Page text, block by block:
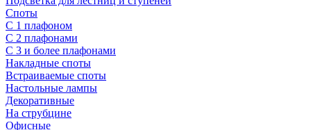
Споты
С 1 плафоном
С 2 плафонами
С 3 и более плафонами
Накладные споты
Встраиваемые споты
Настольные лампы
Декоративные
На струбцине
Офисные